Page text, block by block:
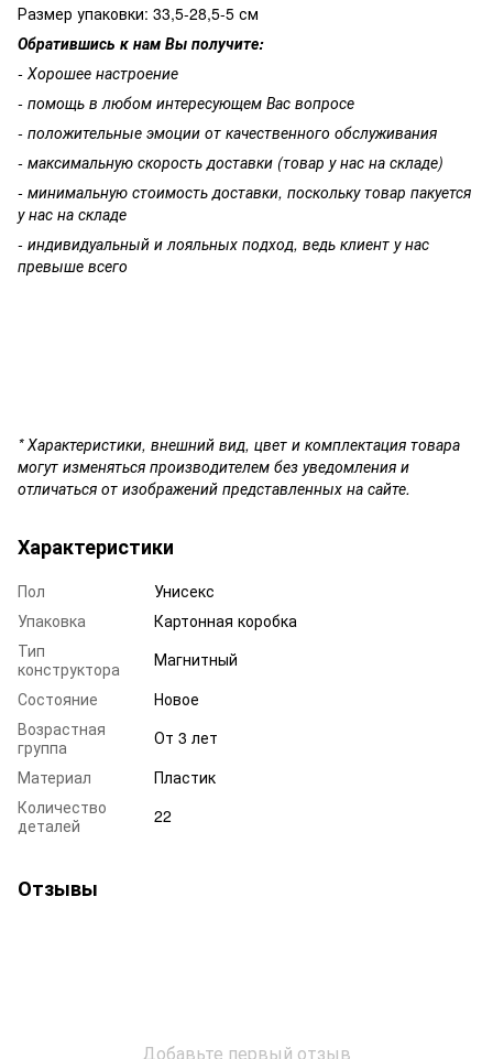
Размер упаковки: 33,5-28,5-5 см
Обратившись к нам Вы получите:
- Хорошее настроение
- помощь в любом интересующем Вас вопросе
- положительные эмоции от качественного обслуживания
- максимальную скорость доставки (товар у нас на складе)
- минимальную стоимость доставки, поскольку товар пакуется
у нас на складе
- индивидуальный и лояльных подход, ведь клиент у нас
превыше всего
* Характеристики, внешний вид, цвет и комплектация товара
могут изменяться производителем без уведомления и
отличаться от изображений представленных на сайте.
Характеристики
Пол
Унисекс
Упаковка
Картонная коробка
Тип
конструктора
Магнитный
Состояние
Новое
Возрастная
группа
От 3 лет
Материал
Пластик
Количество
деталей
22
Отзывы
Добавьте первый отзыв